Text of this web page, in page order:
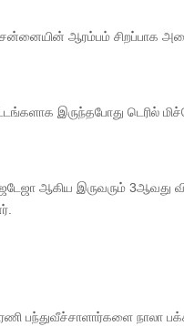
ஆரம்பம் சிறப்பாக
இருந்தபோது டெரில்
ஆகிய இருவரும் 3ஆவது
பந்துவீச்சாளார்களை நாலா